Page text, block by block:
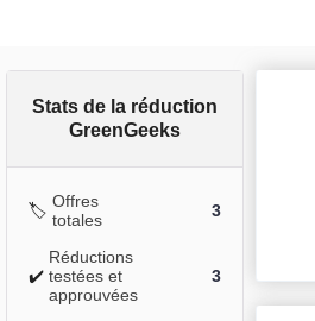
Stats de la réduction
GreenGeeks
🏷️ Offres
totales
3
✔️
Réductions
testées et
approuvées
3